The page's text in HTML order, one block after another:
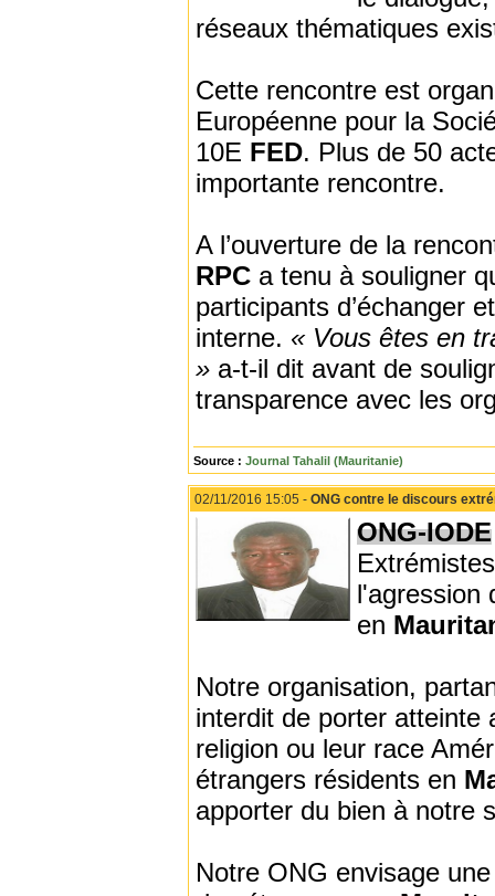
réseaux thématiques
Cette rencontre est
Européenne pour la
10E FED. Plus de 50
importante rencontre.
A l’ouverture de la
RPC a tenu à souligner
participants d’échanger
interne. « Vous êtes en
» a-t-il dit avant de
transparence avec les
Source : Journal Tahalil (Mauritanie)
02/11/2016 15:05 - ONG contre le discours
ONG-IODE
l'agression
en
Notre organisation,
interdit de porter atteinte
religion ou leur race
étrangers résidents en
apporter du bien à notre
Notre ONG envisage